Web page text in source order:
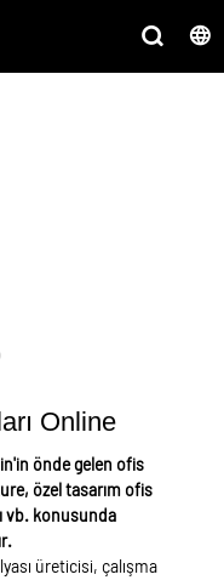
Online
önde gelen ofis
özel tasarım ofis
vb. konusunda
üreticisi, çalışma